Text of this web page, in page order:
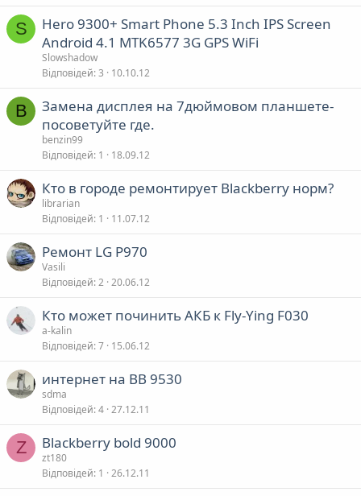
S
Hero 9300+ Smart Phone 5.3 Inch IPS Screen
Android 4.1 MTK6577 3G GPS WiFi
Slowshadow
Відповідей 3 10.10.12
B
Замена дисплея на 7дюймовом планшете-
посоветуйте где.
benzin99
Відповідей 1 18.09.12
Кто в городе ремонтирует Blackberry норм?
librarian
Відповідей 1 11.07.12
Ремонт LG Р970
Vasili
Відповідей 2 20.06.12
Кто может починить АКБ к Fly-Ying F030
a-kalin
Відповідей 7 15.06.12
интернет на ВВ 9530
sdma
Відповідей 4 27.12.11
Z Blackberry bold 9000
zt180
Відповідей 1 26.12.11